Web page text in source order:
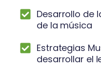
Desarrollo de
de la música
Estrategias
desarrollar el